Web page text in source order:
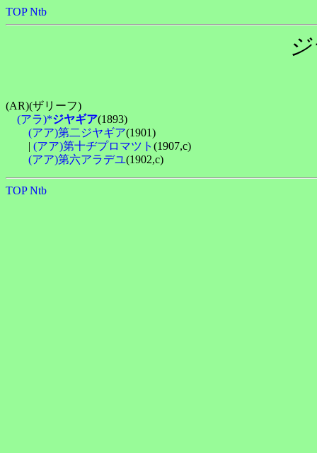
TOP Ntb
(AR)(ザリーフ)
(アラ)*ジヤギア(1893)
(アア)第二ジヤギア(1901)
| (アア)第十ヂプロマツト (1907,c)
(アア)第六アラデユ
TOP Ntb